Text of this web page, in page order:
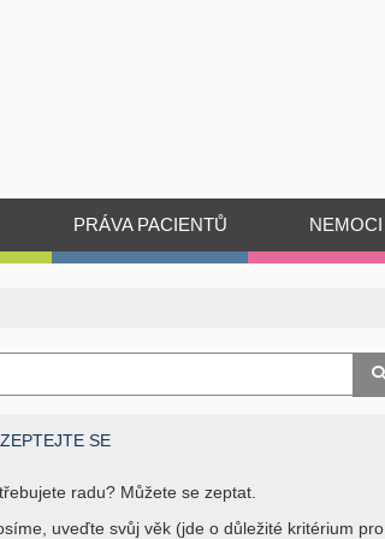
PRÁVA PACIENTŮ NEMOCI
ZEPTEJTE SE
radu? Můžete se zeptat.
uveďte svůj věk (jde o důležité kritérium pro